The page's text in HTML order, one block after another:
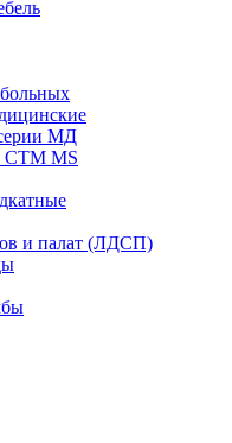
МД
СТМ MS
и палат (ЛДСП)